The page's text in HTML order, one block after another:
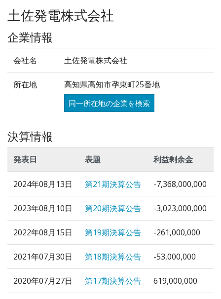
土佐発電株式会社
企業情報
会社名 土佐発電株式会社
所在地 高知県高知市孕東町25番地
同一所在地の企業を検索
決算情報
発表日 表題 利益剰余金
2024年08月13日 第21期決算公告 -7,368,000,000
2023年08月10日 第20期決算公告 -3,023,000,000
2022年08月15日 第19期決算公告 -261,000,000
2021年07月30日 第18期決算公告 -53,000,000
2020年07月27日 第17期決算公告 619,000,000